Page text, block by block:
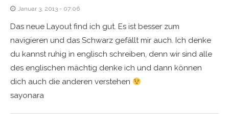
Januar 3, 2013 - 07:06
Das neue Layout find ich gut. Es ist besser zum
navigieren und das Schwarz gefällt mir auch. Ich denke
du kannst ruhig in englisch schreiben, denn wir sind alle
des englischen mächtig denke ich und dann können
dich auch die anderen verstehen
sayonara